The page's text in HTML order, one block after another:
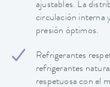
ajustables. La
circulación interna
presión óptimos.
Refrigerantes
refrigerantes
respetuosa con el